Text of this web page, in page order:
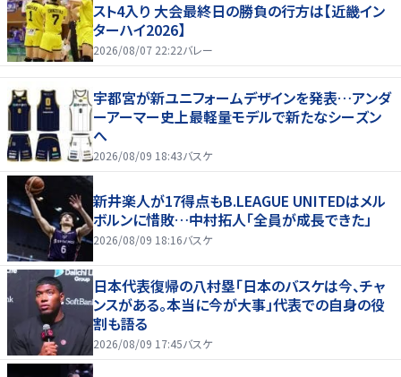
スト4入り 大会最終日の勝負の行方は【近畿イン
ターハイ2026】
2026/08/07 22:22バレー
宇都宮が新ユニフォームデザインを発表…アンダ
ーアーマー史上最軽量モデルで新たなシーズン
へ
2026/08/09 18:43バスケ
新井楽人が17得点もB.LEAGUE UNITEDはメル
ボルンに惜敗…中村拓人「全員が成長できた」
2026/08/09 18:16バスケ
日本代表復帰の八村塁「日本のバスケは今、チャ
ンスがある。本当に今が大事」代表での自身の役
割も語る
2026/08/09 17:45バスケ